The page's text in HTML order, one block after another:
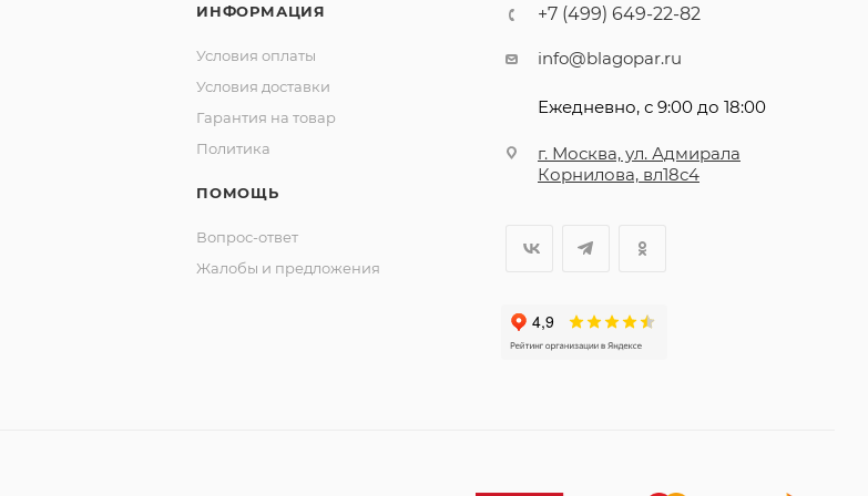
ИНФОРМАЦИЯ
Условия оплаты
Условия доставки
Гарантия на товар
Политика
ПОМОЩЬ
Вопрос-ответ
Жалобы и предложения
+7 (499) 649-22-82
info@blagopar.ru
Ежедневно, с 9:00 до 18:00
г. Москва, ул. Адмирала
Корнилова, вл18с4